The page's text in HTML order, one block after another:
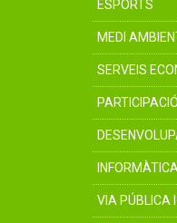
ESPORTS
MEDI
SERVEIS
VIA PÚBLICA